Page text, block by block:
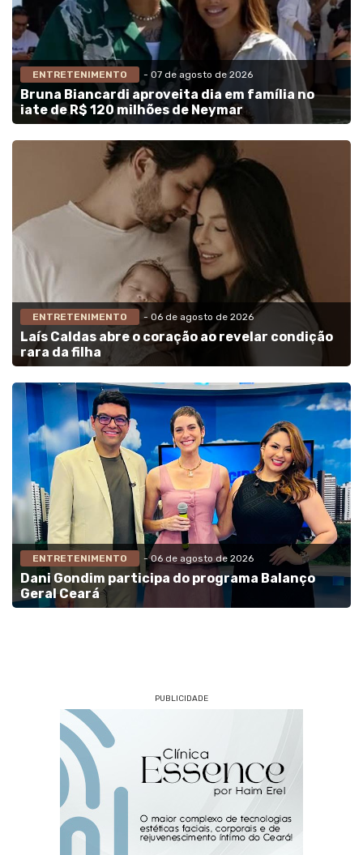
ENTRETENIMENTO - 07 de agosto de 2026
Bruna Biancardi aproveita dia em família no
iate de R$ 120 milhões de Neymar
ENTRETENIMENTO - 06 de agosto de 2026
Laís Caldas abre o coração ao revelar condição
rara da filha
ENTRETENIMENTO - 06 de agosto de 2026
Dani Gondim participa do programa Balanço
Geral Ceará
PUBLICIDADE